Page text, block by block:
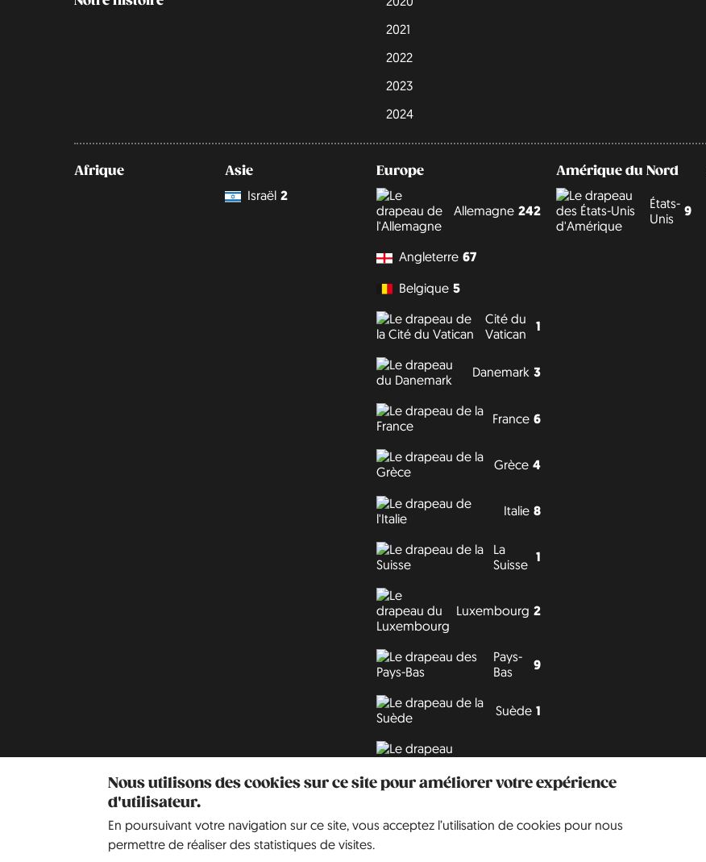
Nous utilisons des cookies sur ce site pour améliorer votre expérience
d'utilisateur.
En poursuivant votre navigation sur ce site, vous acceptez l’utilisation de cookies pour nous
permettre de réaliser des statistiques de visites.
2021
2022
2023
2024
Afrique
Asie
Israël 2
Europe
Allemagne 242
Angleterre 67
Belgique 5
Cité du
Vatican
1
Danemark 3
France 6
Grèce 4
Italie 8
La
Suisse 1
Luxembourg 2
Pays-
Bas
9
Suède 1
Amérique du Nord
États-
Unis
9
Philipp J. Conrad Creative Commons: BY, NC, DA